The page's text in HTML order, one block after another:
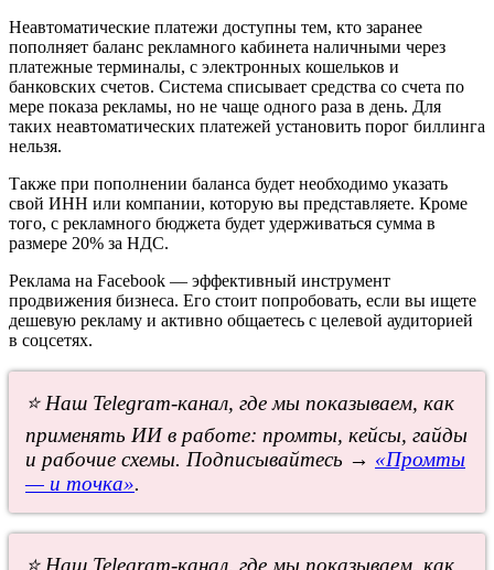
Неавтоматические платежи доступны тем, кто заранее
пополняет баланс рекламного кабинета наличными через
платежные терминалы, с электронных кошельков и
банковских счетов. Система списывает средства со счета по
мере показа рекламы, но не чаще одного раза в день. Для
таких неавтоматических платежей установить порог биллинга
нельзя.
Также при пополнении баланса будет необходимо указать
свой ИНН или компании, которую вы представляете. Кроме
того, с рекламного бюджета будет удерживаться сумма в
размере 20% за НДС.
Реклама на Facebook — эффективный инструмент
продвижения бизнеса. Его стоит попробовать, если вы ищете
дешевую рекламу и активно общаетесь с целевой аудиторией
в соцсетях.
⭐ Наш Telegram-канал, где мы показываем, как
применять ИИ в работе: промты, кейсы, гайды
и рабочие схемы. Подписывайтесь → «Промты
— и точка».
⭐ Наш Telegram-канал, где мы показываем, как